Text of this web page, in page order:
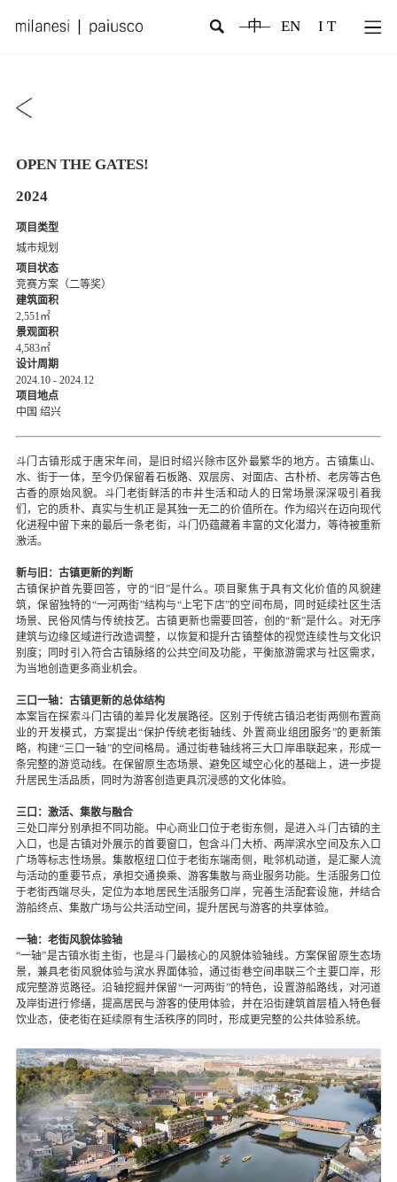
中 EN I T
OPEN THE GATES!
2024
项目类型
城市规划
项目状态
竞赛方案（二等奖）
建筑面积
2,551㎡
景观面积
4,583㎡
设计周期
2024.10 - 2024.12
项目地点
中国 绍兴
斗门古镇形成于唐宋年间，是旧时绍兴除市区外最繁华的地方。古镇集山、
水、街于一体，至今仍保留着石板路、双层房、对面店、古朴桥、老房等古色
古香的原始风貌。斗门老街鲜活的市井生活和动人的日常场景深深吸引着我
们，它的质朴、真实与生机正是其独一无二的价值所在。作为绍兴在迈向现代
化进程中留下来的最后一条老街，斗门仍蕴藏着丰富的文化潜力，等待被重新
激活。
新与旧：古镇更新的判断
古镇保护首先要回答，守的“旧”是什么。项目聚焦于具有文化价值的风貌建
筑，保留独特的“一河两街”结构与“上宅下店”的空间布局，同时延续社区生活
场景、民俗风情与传统技艺。古镇更新也需要回答，创的“新”是什么。对无序
建筑与边缘区域进行改造调整，以恢复和提升古镇整体的视觉连续性与文化识
别度；同时引入符合古镇脉络的公共空间及功能，平衡旅游需求与社区需求，
为当地创造更多商业机会。
三口一轴：古镇更新的总体结构
本案旨在探索斗门古镇的差异化发展路径。区别于传统古镇沿老街两侧布置商
业的开发模式，方案提出“保护传统老街轴线、外置商业组团服务”的更新策
略，构建“三口一轴”的空间格局。通过街巷轴线将三大口岸串联起来，形成一
条完整的游览动线。在保留原生态场景、避免区域空心化的基础上，进一步提
升居民生活品质，同时为游客创造更具沉浸感的文化体验。
三口：激活、集散与融合
三处口岸分别承担不同功能。中心商业口位于老街东侧，是进入斗门古镇的主
入口，也是古镇对外展示的首要窗口，包含斗门大桥、两岸滨水空间及东入口
广场等标志性场景。集散枢纽口位于老街东端南侧，毗邻机动道，是汇聚人流
与活动的重要节点，承担交通换乘、游客集散与商业服务功能。生活服务口位
于老街西端尽头，定位为本地居民生活服务口岸，完善生活配套设施，并结合
游船终点、集散广场与公共活动空间，提升居民与游客的共享体验。
一轴：老街风貌体验轴
“一轴”是古镇水街主街，也是斗门最核心的风貌体验轴线。方案保留原生态场
景，兼具老街风貌体验与滨水界面体验，通过街巷空间串联三个主要口岸，形
成完整游览路径。沿轴挖掘并保留“一河两街”的特色，设置游船路线，对河道
及岸街进行修缮，提高居民与游客的使用体验，并在沿街建筑首层植入特色餐
饮业态，使老街在延续原有生活秩序的同时，形成更完整的公共体验系统。